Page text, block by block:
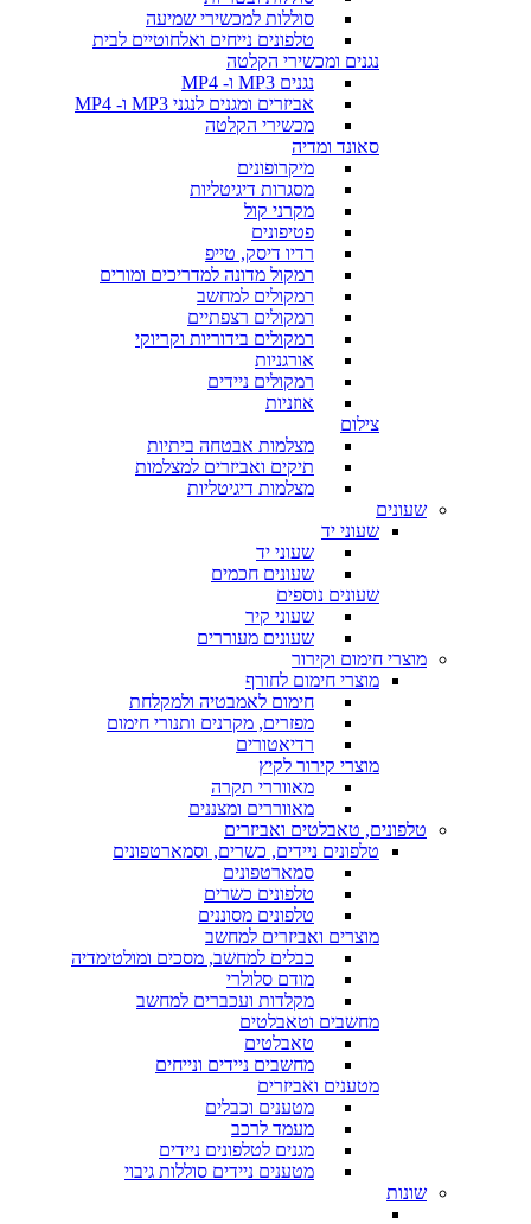
סוללות למכשירי שמיעה
טלפונים נייחים ואלחוטיים לבית
נגנים ומכשירי הקלטה
נגנים MP3 ו- MP4
אביזרים ומגנים לנגני MP3 ו- MP4
מכשירי הקלטה
סאונד ומדיה
מיקרופונים
מסגרות דיגיטליות
מקרני קול
פטיפונים
רדיו דיסק, טייפ
רמקול מדונה למדריכים ומורים
רמקולים למחשב
רמקולים רצפתיים
רמקולים בידוריות וקריוקי
אורגניות
רמקולים ניידים
אוזניות
צילום
מצלמות אבטחה ביתיות
תיקים ואביזרים למצלמות
מצלמות דיגיטליות
שעונים
שעוני יד
שעוני יד
שעונים חכמים
שעונים נוספים
שעוני קיר
שעונים מעוררים
מוצרי חימום וקירור
מוצרי חימום לחורף
חימום לאמבטיה ולמקלחת
מפזרים, מקרנים ותנורי חימום
רדיאטורים
מוצרי קירור לקיץ
מאווררי תקרה
מאווררים ומצננים
טלפונים, טאבלטים ואביזרים
טלפונים ניידים, כשרים, וסמארטפונים
סמארטפונים
טלפונים כשרים
טלפונים מסוננים
מוצרים ואביזרים למחשב
כבלים למחשב, מסכים ומולטימדיה
מודם סלולרי
מקלדות ועכברים למחשב
מחשבים וטאבלטים
טאבלטים
מחשבים ניידים ונייחים
מטענים ואביזרים
מטענים וכבלים
מעמד לרכב
מגנים לטלפונים ניידים
מטענים ניידים סוללות גיבוי
שונות